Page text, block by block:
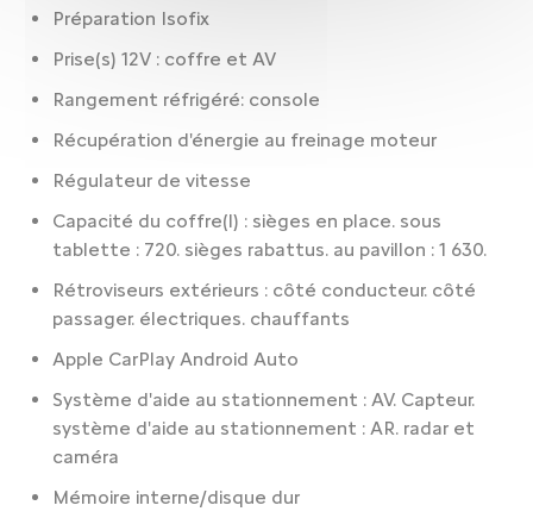
Préparation Isofix
Prise(s) 12V : coffre et AV
Rangement réfrigéré: console
Récupération d'énergie au freinage moteur
Régulateur de vitesse
Capacité du coffre(l) : sièges en place. sous
tablette : 720. sièges rabattus. au pavillon : 1 630.
Rétroviseurs extérieurs : côté conducteur. côté
passager. électriques. chauffants
Apple CarPlay Android Auto
Système d'aide au stationnement : AV. Capteur.
système d'aide au stationnement : AR. radar et
caméra
Mémoire interne/disque dur